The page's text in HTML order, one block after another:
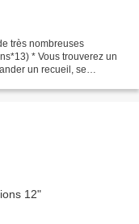
très nombreuses
* Vous trouverez un
un recueil, se